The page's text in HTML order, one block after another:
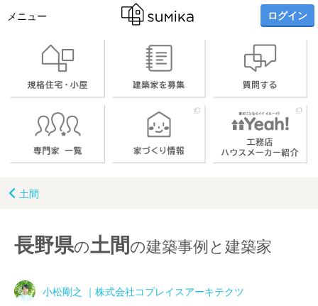
メニュー ログイン
土間
長野県の土間の建築事例と建築家
小松剛之 ｜株式会社コプレイスアーキテクツ